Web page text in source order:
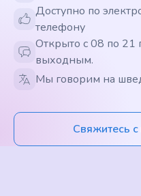
Доступно по
телефону
Открыто с 08 по 21
выходным.
Мы говорим на
Свяжитесь